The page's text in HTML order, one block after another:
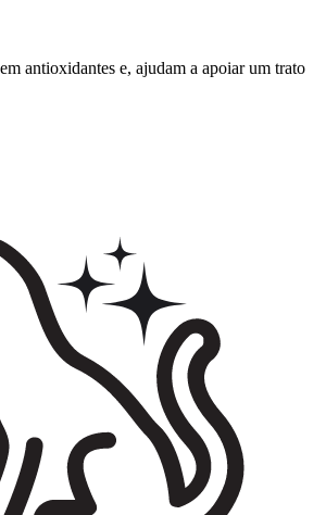
antioxidantes e, ajudam a apoiar um trato